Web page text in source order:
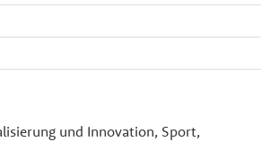
und Innovation, Sport,